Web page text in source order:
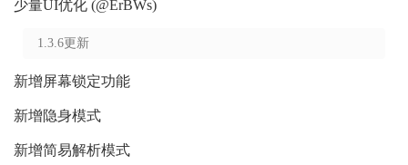
少量UI优化 (@ErBWs)
1.3.6更新
新增屏幕锁定功能
新增隐身模式
新增简易解析模式